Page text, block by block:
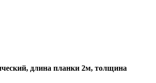
длина планки 2м, толщина